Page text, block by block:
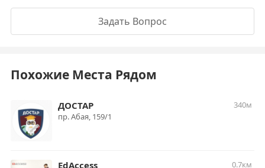
Задать Вопрос
Похожие Места Рядом
ДОСТАР
340м
пр. Абая, 159/1
EdAccess
0.7км